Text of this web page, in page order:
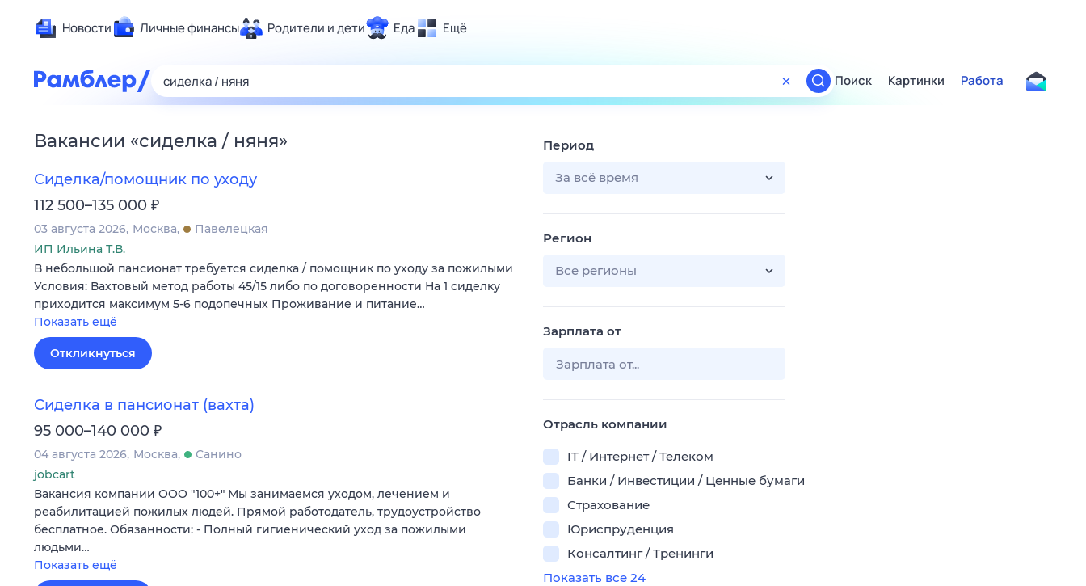
Новости Личные финансы Родители и дети Еда Ещё
Развлечения и отдых
Сберегаем вместе
Гороскопы
Поиск
ТВ-программа
Поиск Картинки Работа
Вакансии «сиделка / няня»
Сиделка/помощник по уходу
112 500–135 000 ₽
03 августа 2026 Москва
Павелецкая
ИП Ильина Т.В.
В небольшой пансионат требуется сиделка / помощник по уходу за пожилыми
Условия: Вахтовый метод работы 45/15 либо по договоренности На 1 сиделку
приходится максимум 5-6 подопечных Проживание и питание…
Показать ещё
Откликнуться
Сиделка в пансионат (вахта)
95 000–140 000 ₽
04 августа 2026 Москва
Санино
jobcart
Вакансия компании ООО "100+" Мы занимаемся уходом, лечением и
реабилитацией пожилых людей. Прямой работодатель, трудоустройство
бесплатное. Обязанности: - Полный гигиенический уход за пожилыми
людьми…
Показать ещё
Период
За всё время
Регион
Все регионы
Зарплата от
Отрасль компании
IT / Интернет / Телеком
Банки / Инвестиции / Ценные бумаги
Страхование
Юриспруденция
Консалтинг / Тренинги
Показать все 24